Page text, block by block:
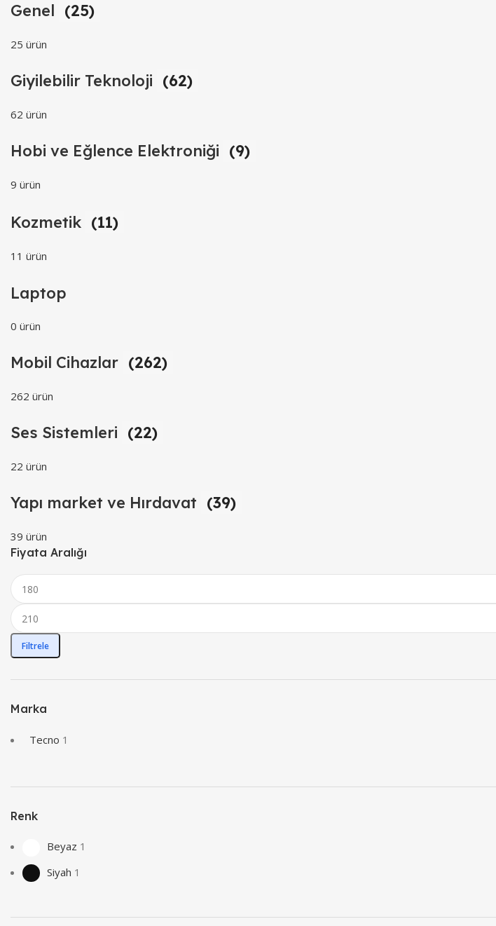
Genel (25)
25 ürün
Giyilebilir Teknoloji (62)
62 ürün
Hobi ve Eğlence Elektroniği (9)
9 ürün
Kozmetik (11)
11 ürün
Laptop
0 ürün
Mobil Cihazlar (262)
262 ürün
Ses Sistemleri (22)
22 ürün
Yapı market ve Hırdavat (39)
39 ürün
Fiyata Aralığı
Filtrele
Marka
Tecno 1
Renk
Beyaz 1
Siyah 1